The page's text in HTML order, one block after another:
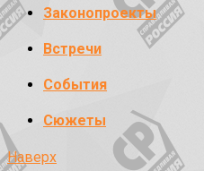
Законопроекты
Встречи
События
Сюжеты
Наверх